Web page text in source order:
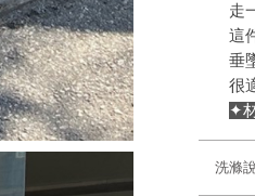
走
這
垂
很
✦
洗滌